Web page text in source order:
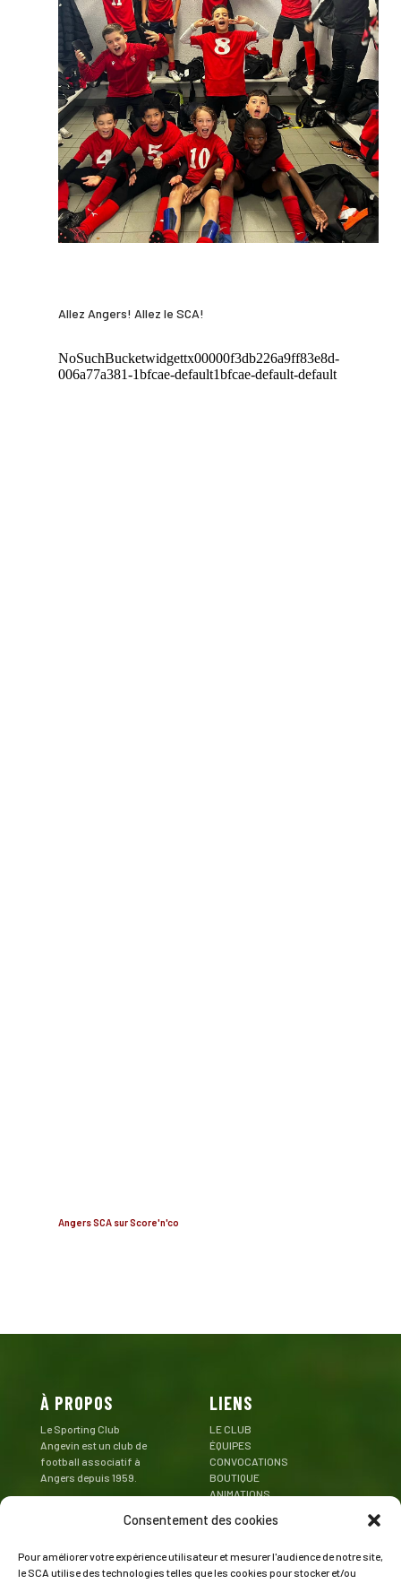
Consentement des cookies
Pour améliorer votre expérience utilisateur et mesurer l'audience de notre site,
le SCA utilise des technologies telles que les cookies pour stocker et/ou
Allez Angers! Allez le SCA!
Angers SCA sur Score'n'co
À PROPOS
Le Sporting Club
Angevin est un club de
football associatif à
Angers depuis 1959.
LIENS
LE CLUB
ÉQUIPES
CONVOCATIONS
BOUTIQUE
ANIMATIONS
CONTACT
CONTACT SUIVEZ LE SCA